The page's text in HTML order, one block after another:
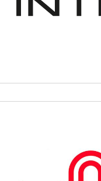
Agricultura y ganadería
NAFARBIDE